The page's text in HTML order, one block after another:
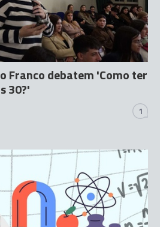
Franco debatem 'Como ter
30?'
1